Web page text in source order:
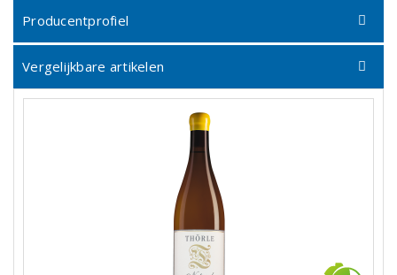
Producentprofiel
Vergelijkbare artikelen